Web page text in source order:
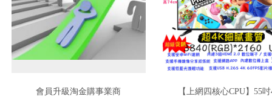
會員升級淘金購事業商
【上網四核心CPU】55